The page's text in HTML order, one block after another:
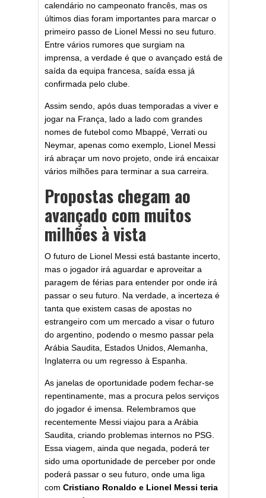
calendário no campeonato francês, mas os
últimos dias foram importantes para marcar o
primeiro passo de Lionel Messi no seu futuro.
Entre vários rumores que surgiam na
imprensa, a verdade é que o avançado está de
saída da equipa francesa, saída essa já
confirmada pelo clube.
Assim sendo, após duas temporadas a viver e
jogar na França, lado a lado com grandes
nomes de futebol como Mbappé, Verrati ou
Neymar, apenas como exemplo, Lionel Messi
irá abraçar um novo projeto, onde irá encaixar
vários milhões para terminar a sua carreira.
Propostas chegam ao
avançado com muitos
milhões à vista
O futuro de Lionel Messi está bastante incerto,
mas o jogador irá aguardar e aproveitar a
paragem de férias para entender por onde irá
passar o seu futuro. Na verdade, a incerteza é
tanta que existem casas de apostas no
estrangeiro com um mercado a visar o futuro
do argentino, podendo o mesmo passar pela
Arábia Saudita, Estados Unidos, Alemanha,
Inglaterra ou um regresso à Espanha.
As janelas de oportunidade podem fechar-se
repentinamente, mas a procura pelos serviços
do jogador é imensa. Relembramos que
recentemente Messi viajou para a Arábia
Saudita, criando problemas internos no PSG.
Essa viagem, ainda que negada, poderá ter
sido uma oportunidade de perceber por onde
poderá passar o seu futuro, onde uma liga
com Cristiano Ronaldo e Lionel Messi teria